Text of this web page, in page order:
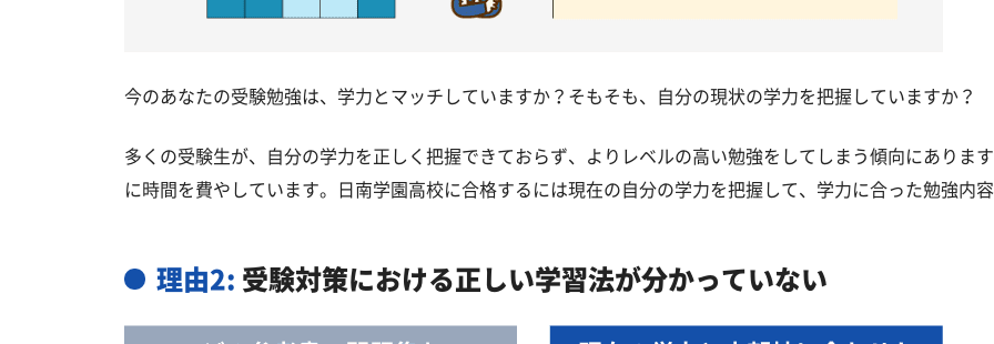
今のあなたの受験勉強は、学力とマッチしていますか？そもそも、自分の現状の学力を把握していますか？
多くの受験生が、自分の学力を正しく把握できておらず、よりレベルの高い勉強をしてしまう傾向にありま
に時間を費やしています。日南学園高校に合格するには現在の自分の学力を把握して、学力に合った勉強内
理由2: 受験対策における正しい学習法が分かっていない